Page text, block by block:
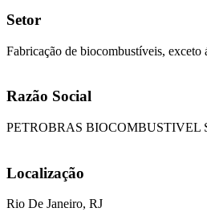
Setor
Fabricação de biocombustíveis, exceto
Razão Social
PETROBRAS BIOCOMBUSTIVEL
Localização
Rio De Janeiro, RJ